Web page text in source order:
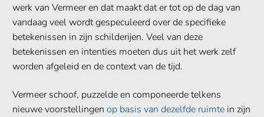
werk van Vermeer en dat maakt dat er tot op de dag van
vandaag veel wordt gespeculeerd over de specifieke
betekenissen in zijn schilderijen. Veel van deze
betekenissen en intenties moeten dus uit het werk zelf
worden afgeleid en de context van de tijd.
Vermeer schoof, puzzelde en componeerde telkens
nieuwe voorstellingen op basis van dezelfde ruimte in zijn